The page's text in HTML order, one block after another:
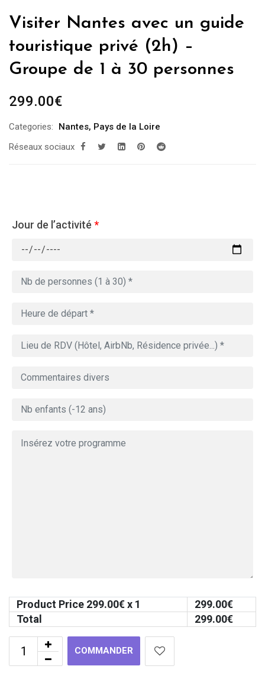
Visiter Nantes avec un guide
touristique privé (2h) –
Groupe de 1 à 30 personnes
299.00€
Categories: Nantes, Pays de la Loire
Réseaux sociaux
Jour de l’activité *
Product Price 299.00€ x 1 299.00€
Total
299.00€
COMMANDER